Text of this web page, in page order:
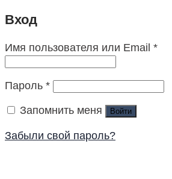
Вход
Имя пользователя или Email *
Пароль *
Запомнить меня
Войти
Забыли свой пароль?